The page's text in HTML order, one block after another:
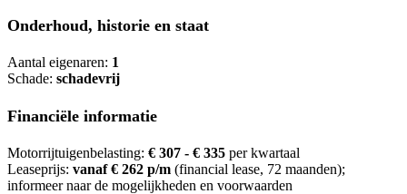
Onderhoud, historie en staat
Aantal eigenaren: 1
Schade: schadevrij
Financiële informatie
Motorrijtuigenbelasting: € 307 - € 335 per kwartaal
Leaseprijs: vanaf € 262 p/m (financial lease, 72 maanden);
informeer naar de mogelijkheden en voorwaarden